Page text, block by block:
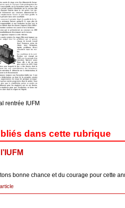
rentrée IUFM
dans cette rubrique
bonne chance et du courage pour cette